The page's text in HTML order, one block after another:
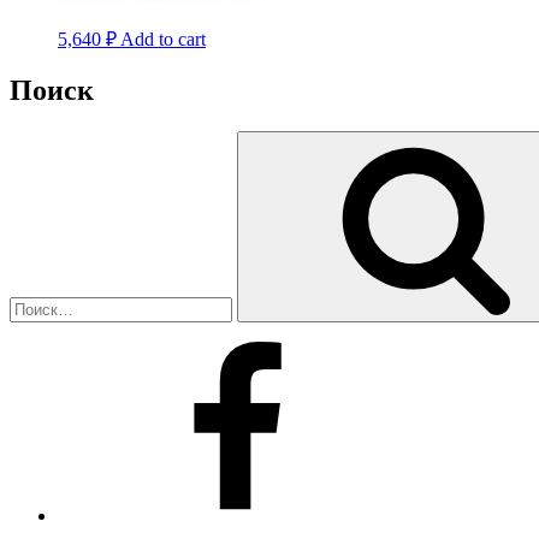
5,640 ₽ Add to cart
Поиск